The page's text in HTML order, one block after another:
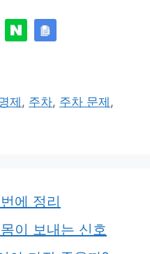
제 , 주차, 주차 문제 ,
에 정리
이 보내는 신호